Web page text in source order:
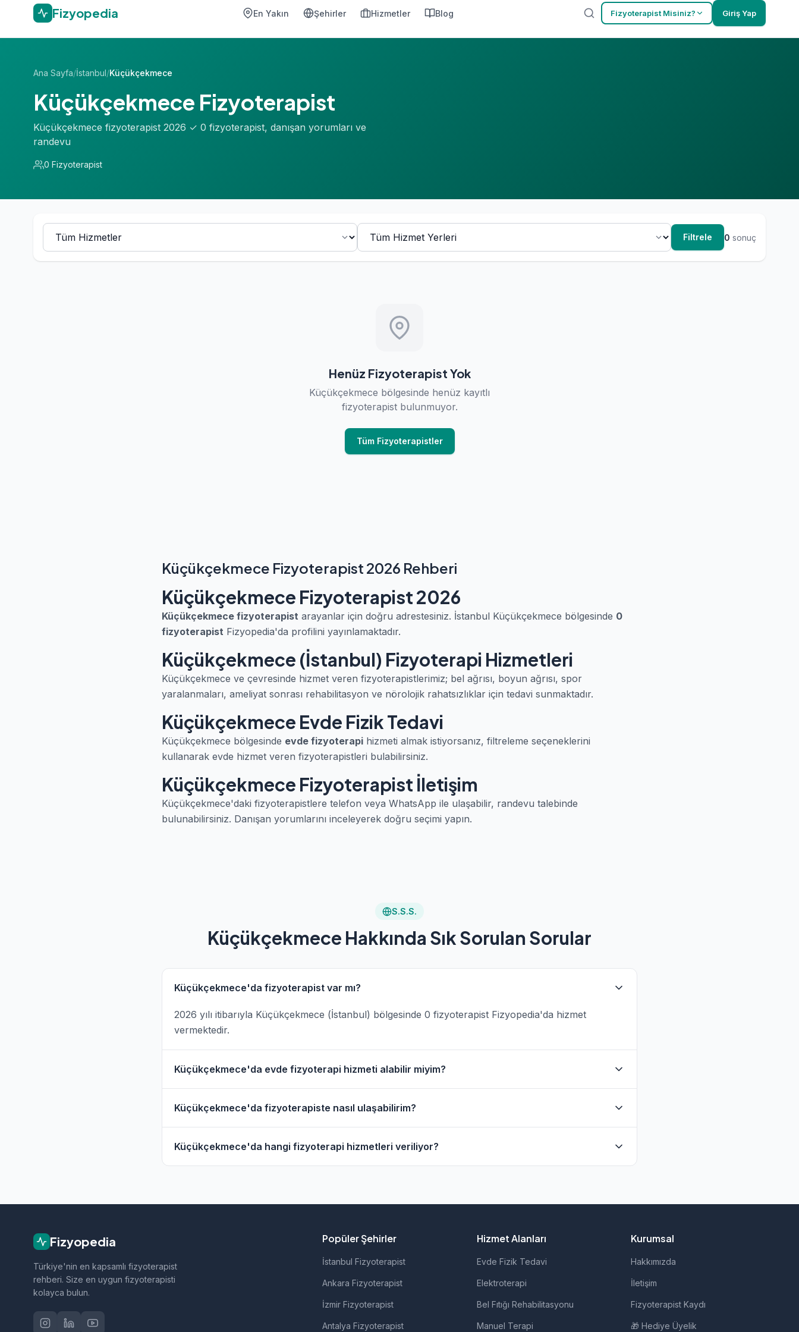
Fizyopedia En Yakın Şehirler Hizmetler Blog Fizyoterapist Misiniz? Giriş Yap
Ana Sayfa/İstanbul/Küçükçekmece
Küçükçekmece Fizyoterapist
Küçükçekmece fizyoterapist 2026 ✓ 0 fizyoterapist, danışan yorumları ve
randevu
0 Fizyoterapist
Filtrele 0 sonuç
Henüz Fizyoterapist Yok
Küçükçekmece bölgesinde henüz kayıtlı
fizyoterapist bulunmuyor.
Tüm Fizyoterapistler
Küçükçekmece Fizyoterapist 2026 Rehberi
Küçükçekmece Fizyoterapist 2026
Küçükçekmece fizyoterapist arayanlar için doğru adrestesiniz. İstanbul Küçükçekmece bölgesinde 0
fizyoterapist Fizyopedia'da profilini yayınlamaktadır.
Küçükçekmece (İstanbul) Fizyoterapi Hizmetleri
Küçükçekmece ve çevresinde hizmet veren fizyoterapistlerimiz; bel ağrısı, boyun ağrısı, spor
yaralanmaları, ameliyat sonrası rehabilitasyon ve nörolojik rahatsızlıklar için tedavi sunmaktadır.
Küçükçekmece Evde Fizik Tedavi
Küçükçekmece bölgesinde evde fizyoterapi hizmeti almak istiyorsanız, filtreleme seçeneklerini
kullanarak evde hizmet veren fizyoterapistleri bulabilirsiniz.
Küçükçekmece Fizyoterapist İletişim
Küçükçekmece'daki fizyoterapistlere telefon veya WhatsApp ile ulaşabilir, randevu talebinde
bulunabilirsiniz. Danışan yorumlarını inceleyerek doğru seçimi yapın.
S.S.S.
Küçükçekmece Hakkında Sık Sorulan Sorular
Küçükçekmece'da fizyoterapist var mı?
2026 yılı itibarıyla Küçükçekmece (İstanbul) bölgesinde 0 fizyoterapist Fizyopedia'da hizmet
vermektedir.
Küçükçekmece'da evde fizyoterapi hizmeti alabilir miyim?
Evde hizmet filtresini kullanarak bu fizyoterapistleri bulabilirsiniz.
Küçükçekmece'da fizyoterapiste nasıl ulaşabilirim?
iletişime geçebilirsiniz.
Küçükçekmece'da hangi fizyoterapi hizmetleri veriliyor?
Fizyopedia
Türkiye'nin en kapsamlı fizyoterapist
rehberi. Size en uygun fizyoterapisti
kolayca bulun.
Popüler Şehirler
İstanbul Fizyoterapist
Ankara Fizyoterapist
İzmir Fizyoterapist
Antalya Fizyoterapist
Hizmet Alanları
Evde Fizik Tedavi
Elektroterapi
Bel Fıtığı Rehabilitasyonu
Manuel Terapi
Kurumsal
Hakkımızda
İletişim
Fizyoterapist Kaydı
🎁 Hediye Üyelik